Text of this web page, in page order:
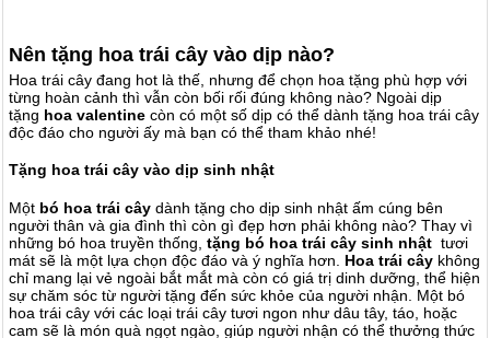
Nên tặng hoa trái cây vào dịp nào?
Hoa trái cây đang hot là thế, nhưng để chọn hoa tặng phù hợp với
từng hoàn cảnh thì vẫn còn bối rối đúng không nào? Ngoài dịp
tặng hoa valentine còn có một số dịp có thể dành tặng hoa trái cây
độc đáo cho người ấy mà bạn có thể tham khảo nhé!
Tặng hoa trái cây vào dịp sinh nhật
Một bó hoa trái cây dành tặng cho dịp sinh nhật ấm cúng bên
người thân và gia đình thì còn gì đẹp hơn phải không nào? Thay vì
những bó hoa truyền thống, tặng bó hoa trái cây sinh nhật tươi
mát sẽ là một lựa chọn độc đáo và ý nghĩa hơn. Hoa trái cây không
chỉ mang lại vẻ ngoài bắt mắt mà còn có giá trị dinh dưỡng, thể hiện
sự chăm sóc từ người tặng đến sức khỏe của người nhận. Một bó
hoa trái cây với các loại trái cây tươi ngon như dâu tây, táo, hoặc
cam sẽ là món quà ngọt ngào, giúp người nhận có thể thưởng thức